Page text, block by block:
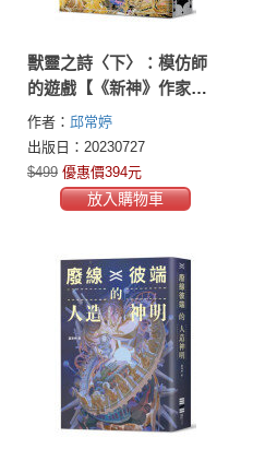
獸靈之詩〈下〉：模仿師
的遊戲【《新神》作家一
鳴驚人的奇幻新經典完結
篇！】
作者： 邱常婷
出版日：20230727
$499 優惠價394元
放入購物車